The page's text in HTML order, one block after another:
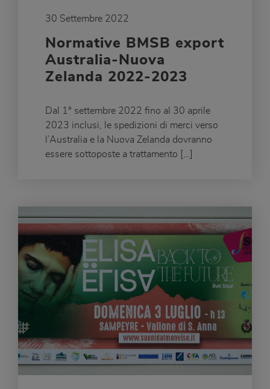
30 Settembre 2022
Normative BMSB export
Australia-Nuova
Zelanda 2022-2023
Dal 1° settembre 2022 fino al 30 aprile
2023 inclusi, le spedizioni di merci verso
l’Australia e la Nuova Zelanda dovranno
essere sottoposte a trattamento […]